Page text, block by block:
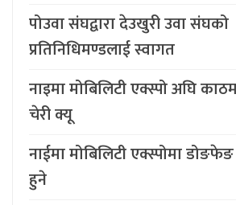
पोउवा संघद्वारा देउखुरी उवा संघको
प्रतिनिधिमण्डलाई स्वागत
नाइमा मोबिलिटी एक्स्पो अघि
चेरी क्यू
नाईमा मोबिलिटी एक्स्पोमा
हुने